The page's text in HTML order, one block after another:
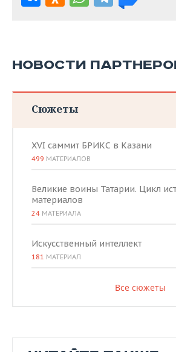
НОВОСТИ
Сюжеты
XVI саммит БРИКС в Казани
499 МАТЕРИАЛОВ
Великие воины Татарии. Цикл
материалов
24 МАТЕРИАЛА
Искусственный интеллект
181 МАТЕРИАЛ
Все сюжеты